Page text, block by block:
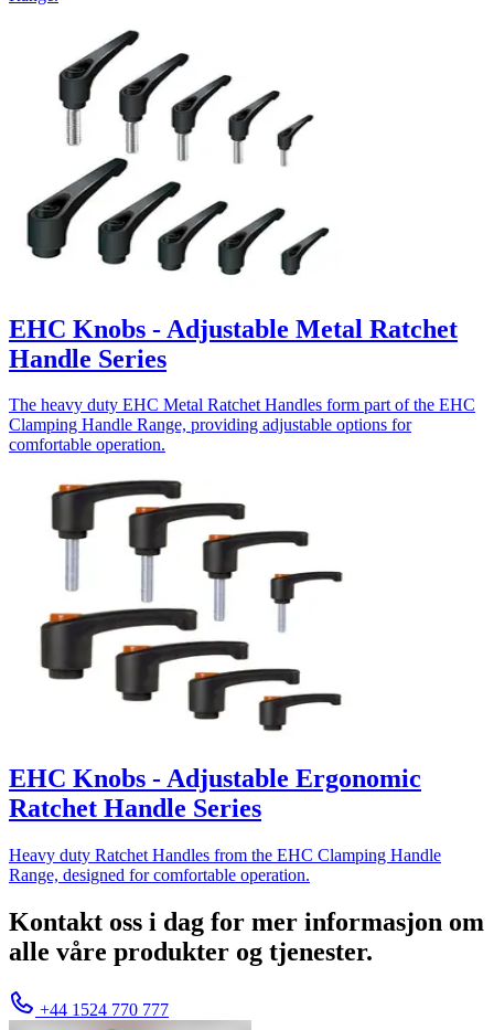
EHC Knobs - Adjustable Metal Ratchet
Handle Series
The heavy duty EHC Metal Ratchet Handles form part of the EHC
Clamping Handle Range, providing adjustable options for
comfortable operation.
EHC Knobs - Adjustable Ergonomic
Ratchet Handle Series
Heavy duty Ratchet Handles from the EHC Clamping Handle
Range, designed for comfortable operation.
Kontakt oss i dag for mer informasjon om
alle våre produkter og tjenester.
+44 1524 770 777